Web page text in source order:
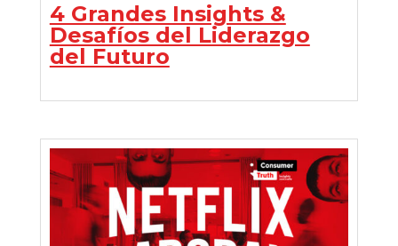
4 Grandes Insights &
Desafíos del Liderazgo
del Futuro